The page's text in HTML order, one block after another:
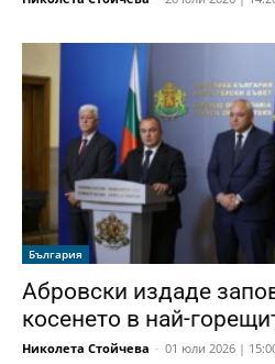
България
Абровски издаде
косенето в най-
Николета Стойчева - 01 юли 2026 |